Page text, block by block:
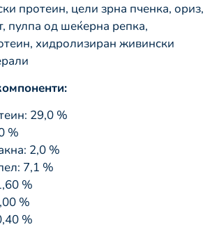
протеин, цели зрна пченка, ориз,
пулпа од шеќерна репка,
хидролизиран живински
29,0 %
%
2,0 %
7,1 %
%
%
%